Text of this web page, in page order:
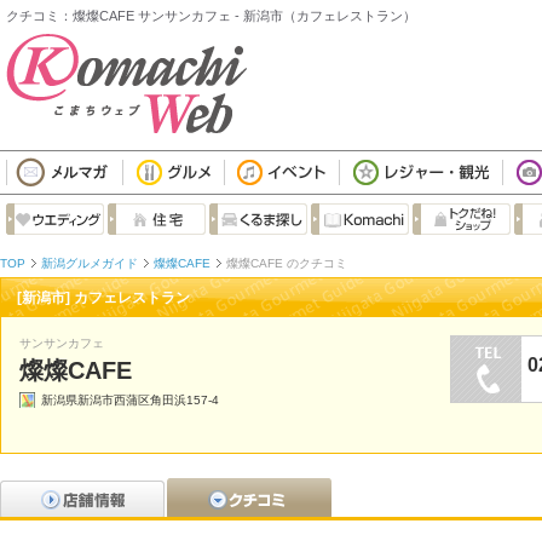
クチコミ：燦燦CAFE サンサンカフェ - 新潟市（カフェレストラン）
TOP 新潟グルメガイド 燦燦CAFE 燦燦CAFE のクチコミ
[新潟市] カフェレストラン
サンサンカフェ
燦燦CAFE
新潟県新潟市西蒲区角田浜157-4